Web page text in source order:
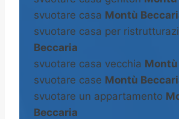
svuotare casa Montù
svuotare casa per
Beccaria
svuotare casa vecchia
svuotare case Montù
svuotare un appartamento
Beccaria